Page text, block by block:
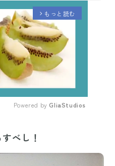
arrow_forward_ios もっと読む
Powered by GliaStudios
べし！